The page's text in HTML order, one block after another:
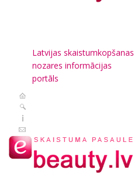
Latvijas skaistumkopšanas
nozares informācijas
portāls